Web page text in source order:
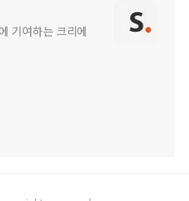
기여하는 크리에